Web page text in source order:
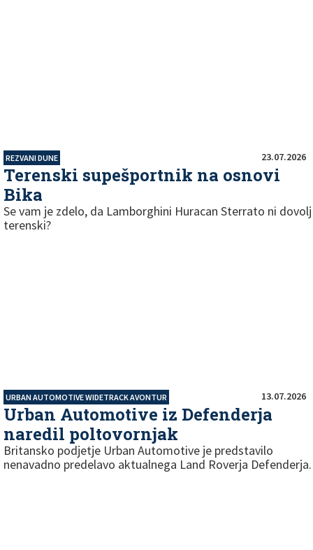
REZVANI DUNE 23.07.2026
Terenski supešportnik na osnovi
Bika
Se vam je zdelo, da Lamborghini Huracan Sterrato ni dovolj
terenski?
URBAN AUTOMOTIVE WIDETRACK AVONTUR 13.07.2026
Urban Automotive iz Defenderja
naredil poltovornjak
Britansko podjetje Urban Automotive je predstavilo
nenavadno predelavo aktualnega Land Roverja Defenderja.